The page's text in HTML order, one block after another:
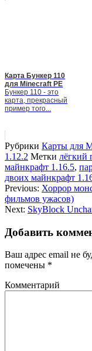
Карта Бункер 110
для Minecraft PE
Бункер 110 - это
карта, прекрасный
пример того...
Рубрики Карты для
1.12.2 Метки лёгкий
майнкрафт 1.16.5,
двоих майнкрафт
Previous: Хоррор
фильмов ужасов)
Next: SkyBlock
Добавить
Ваш адрес email не
помечены *
Комментарий